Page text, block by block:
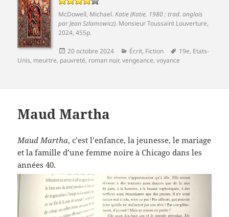
McDowell, Michael.Katie (Katie, 1980 ; trad. anglais
par Jean Szlamowicz). Monsieur Toussaint Louverture,
2024, 455p.
Publié
le
20 octobre 2024 Catégories
Écrit, Fiction
Mots-
clés
19e, Etats-
Unis, meurtre, pauvreté, roman noir,vengeance,voyance
Maud Martha
Maud Martha, c’est l’enfance, la jeunesse, le mariage
et la famille d’une femme noire à Chicago dans les
années 40.